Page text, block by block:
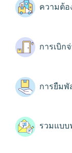
ความต้อ
การเบิก
การยืมพั
รวมแบบ